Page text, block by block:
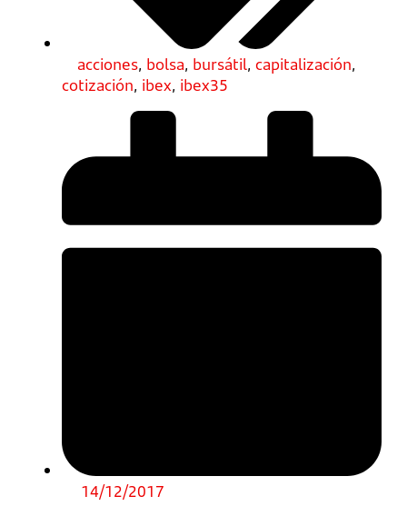
acciones, bolsa, bursátil, capitalización,
cotización, ibex, ibex35
14/12/2017